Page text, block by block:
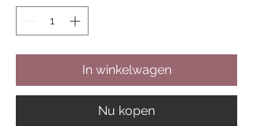
In winkelwagen
Nu kopen